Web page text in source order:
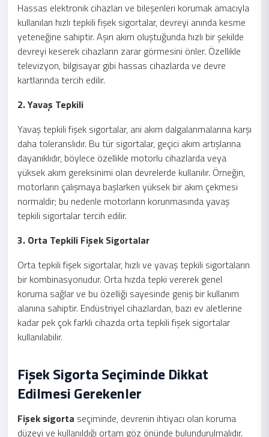
Hassas elektronik cihazları ve bileşenleri korumak amacıyla
kullanılan hızlı tepkili fişek sigortalar, devreyi anında kesme
yeteneğine sahiptir. Aşırı akım oluştuğunda hızlı bir şekilde
devreyi keserek cihazların zarar görmesini önler. Özellikle
televizyon, bilgisayar gibi hassas cihazlarda ve devre
kartlarında tercih edilir.
2. Yavaş Tepkili
Yavaş tepkili fişek sigortalar, ani akım dalgalanmalarına karşı
daha toleranslıdır. Bu tür sigortalar, geçici akım artışlarına
dayanıklıdır, böylece özellikle motorlu cihazlarda veya
yüksek akım gereksinimi olan devrelerde kullanılır. Örneğin,
motorların çalışmaya başlarken yüksek bir akım çekmesi
normaldir; bu nedenle motorların korunmasında yavaş
tepkili sigortalar tercih edilir.
3. Orta Tepkili Fişek Sigortalar
Orta tepkili fişek sigortalar, hızlı ve yavaş tepkili sigortaların
bir kombinasyonudur. Orta hızda tepki vererek genel
koruma sağlar ve bu özelliği sayesinde geniş bir kullanım
alanına sahiptir. Endüstriyel cihazlardan, bazı ev aletlerine
kadar pek çok farklı cihazda orta tepkili fişek sigortalar
kullanılabilir.
Fişek Sigorta Seçiminde Dikkat
Edilmesi Gerekenler
Fişek sigorta seçiminde, devrenin ihtiyacı olan koruma
düzeyi ve kullanıldığı ortam göz önünde bulundurulmalıdır.